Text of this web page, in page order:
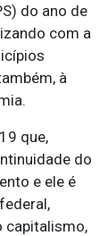
do ano de
com a
à
que,
do
e ele é
capitalismo,